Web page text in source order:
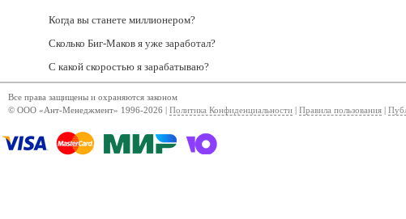
Когда вы станете миллионером?
Сколько Биг-Маков я уже заработал?
С какой скоростью я зарабатываю?
Все права защищены и охраняются законом
© ООО «Ант-Менеджмент» 1996-2026 | Политика Конфиденциальности Правила пользования